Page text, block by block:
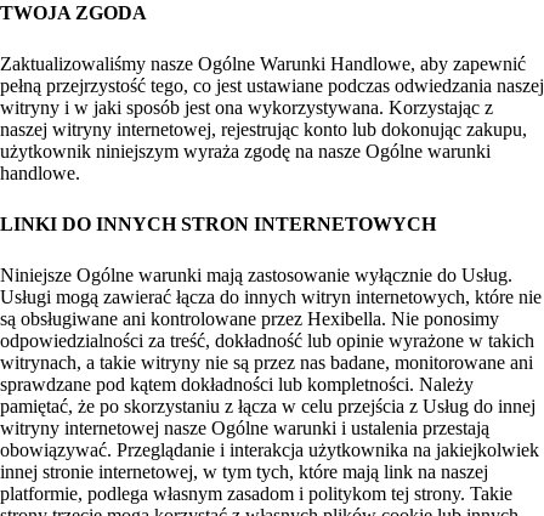
TWOJA ZGODA
Zaktualizowaliśmy nasze Ogólne Warunki Handlowe, aby zapewnić
pełną przejrzystość tego, co jest ustawiane podczas odwiedzania naszej
witryny i w jaki sposób jest ona wykorzystywana. Korzystając z
naszej witryny internetowej, rejestrując konto lub dokonując zakupu,
użytkownik niniejszym wyraża zgodę na nasze Ogólne warunki
handlowe.
LINKI DO INNYCH STRON INTERNETOWYCH
Niniejsze Ogólne warunki mają zastosowanie wyłącznie do Usług.
Usługi mogą zawierać łącza do innych witryn internetowych, które nie
są obsługiwane ani kontrolowane przez Hexibella. Nie ponosimy
odpowiedzialności za treść, dokładność lub opinie wyrażone w takich
witrynach, a takie witryny nie są przez nas badane, monitorowane ani
sprawdzane pod kątem dokładności lub kompletności. Należy
pamiętać, że po skorzystaniu z łącza w celu przejścia z Usług do innej
witryny internetowej nasze Ogólne warunki i ustalenia przestają
obowiązywać. Przeglądanie i interakcja użytkownika na jakiejkolwiek
innej stronie internetowej, w tym tych, które mają link na naszej
platformie, podlega własnym zasadom i politykom tej strony. Takie